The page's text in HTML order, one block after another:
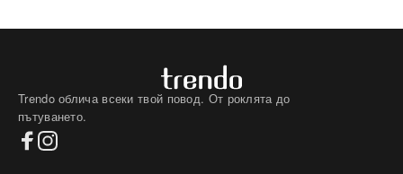
Trendo облича всеки твой повод. От роклята до
пътуването.